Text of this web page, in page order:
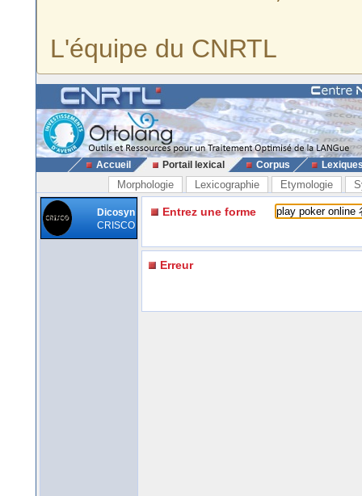
L'équipe du CNRTL
Accueil Portail lexical Corpus
Morphologie Lexicographie Etymologie
Dicosyn
CRISCO
Entrez une forme
Erreur